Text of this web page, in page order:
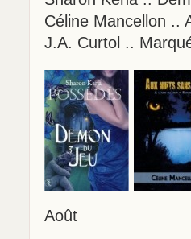
Céline Mancellon ..
J.A. Curtol ..
Août